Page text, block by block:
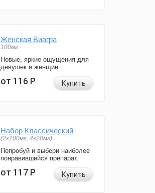
Женская Виагра
100мг
Новые, яркие ощущения для
девушек и женщин.
от 116Р Купить
Набор Классический
(2x100мг, 4x20мг)
Попробуй и выбери наиболее
понравившийся препарат.
от 117Р Купить